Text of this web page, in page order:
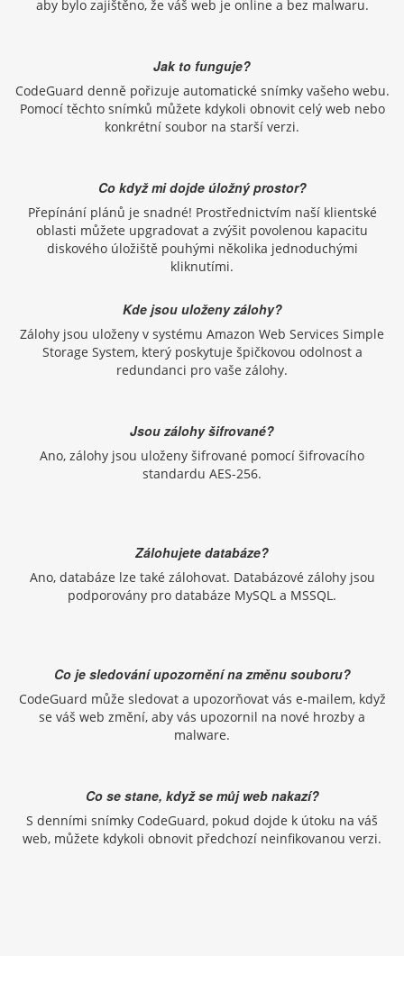
aby bylo zajištěno, že váš web je online a bez malwaru.
Jak to funguje?
CodeGuard denně pořizuje automatické snímky vašeho webu.
Pomocí těchto snímků můžete kdykoli obnovit celý web nebo
konkrétní soubor na starší verzi.
Co když mi dojde úložný prostor?
Přepínání plánů je snadné! Prostřednictvím naší klientské
oblasti můžete upgradovat a zvýšit povolenou kapacitu
diskového úložiště pouhými několika jednoduchými
kliknutími.
Kde jsou uloženy zálohy?
Zálohy jsou uloženy v systému Amazon Web Services Simple
Storage System, který poskytuje špičkovou odolnost a
redundanci pro vaše zálohy.
Jsou zálohy šifrované?
Ano, zálohy jsou uloženy šifrované pomocí šifrovacího
standardu AES-256.
Zálohujete databáze?
Ano, databáze lze také zálohovat. Databázové zálohy jsou
podporovány pro databáze MySQL a MSSQL.
Co je sledování upozornění na změnu souboru?
CodeGuard může sledovat a upozorňovat vás e-mailem, když
se váš web změní, aby vás upozornil na nové hrozby a
malware.
Co se stane, když se můj web nakazí?
S denními snímky CodeGuard, pokud dojde k útoku na váš
web, můžete kdykoli obnovit předchozí neinfikovanou verzi.